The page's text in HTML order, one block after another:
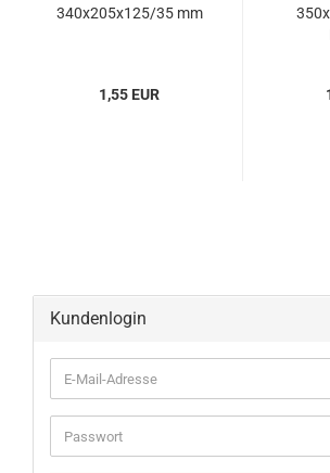
340x205x125/35 mm
1,55 EUR
Kundenlogin